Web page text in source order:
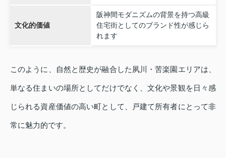
文化的価値
阪神間モダニズムの背景を持つ高級
住宅街としてのブランド性が感じら
れます
このように、自然と歴史が融合した夙川・苦楽園エリアは、
単なる住まいの場所としてだけでなく、文化や景観を日々感
じられる資産価値の高い町として、戸建て所有者にとって非
常に魅力的です。